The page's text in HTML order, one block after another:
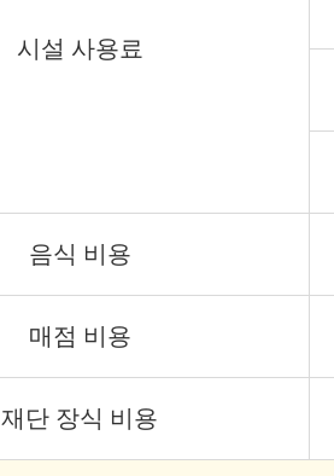
시설 사용료
음식 비용
매점 비용
재단 장식 비용